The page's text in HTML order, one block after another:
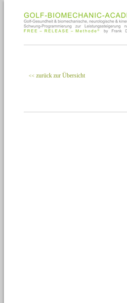
<< zurück zur Übersicht